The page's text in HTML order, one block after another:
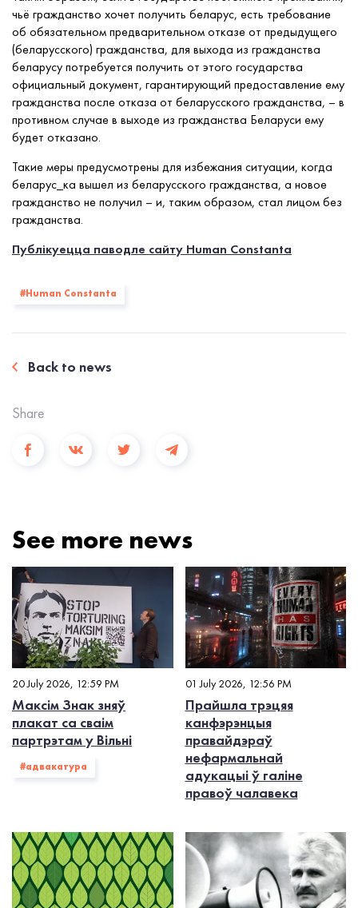
чьё гражданство хочет получить беларус, есть требование
об обязательном предварительном отказе от предыдущего
(беларусского) гражданства, для выхода из гражданства
беларусу потребуется получить от этого государства
официальный документ, гарантирующий предоставление ему
гражданства после отказа от беларусского гражданства, – в
противном случае в выходе из гражданства Беларуси ему
будет отказано.
Такие меры предусмотрены для избежания ситуации, когда
беларус_ка вышел из беларусского гражданства, а новое
гражданство не получил – и, таким образом, стал лицом без
гражданства.
Публікуецца паводле сайту Human Constanta
#Human Constanta
Back to news
Share
See more news
20 July 2026, 12:59 PM
Максім Знак зняў
плакат са сваім
партрэтам у Вільні
#адвакатура
01 July 2026, 12:56 PM
Прайшла трэцяя
канфэрэнцыя
правайдэраў
нефармальнай
адукацыі ў галіне
правоў чалавека